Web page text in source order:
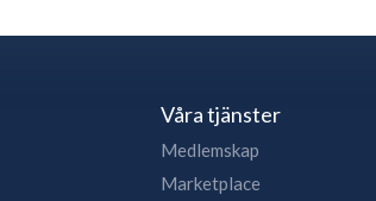
Våra tjänster
Medlemskap
Marketplace